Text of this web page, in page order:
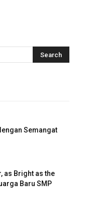
Exhabition
Semangat
as Bright as the
Baru SMP